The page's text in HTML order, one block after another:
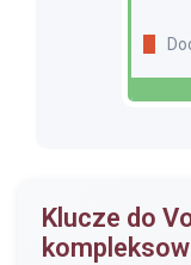
Klucze do